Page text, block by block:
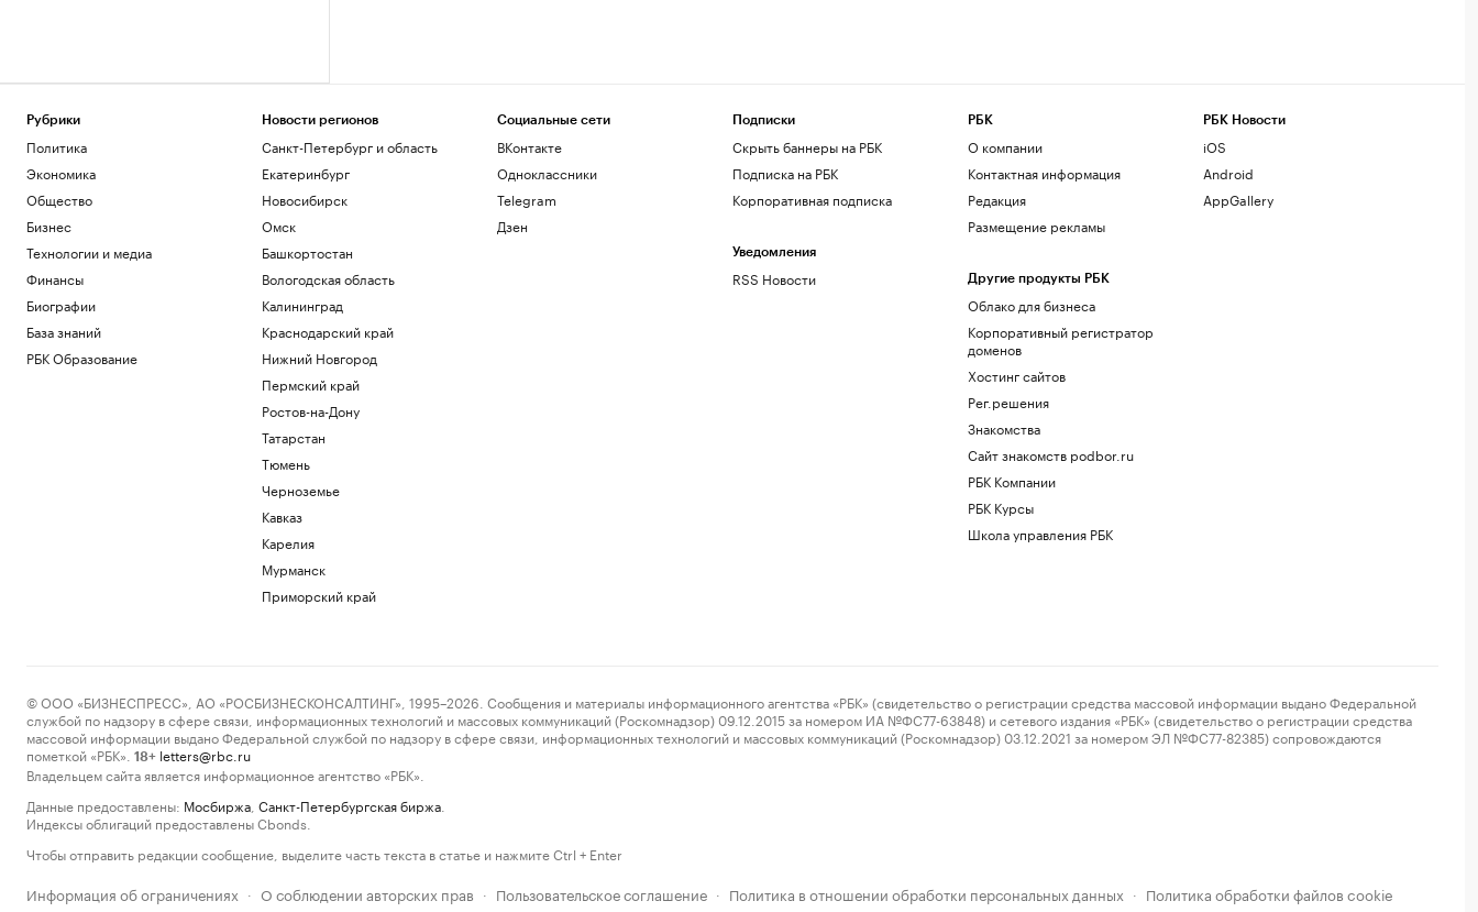
Рубрики
Политика
Экономика
Общество
Бизнес
Технологии и медиа
Финансы
Биографии
База знаний
РБК Образование
Новости регионов
Санкт-Петербург и область
Екатеринбург
Новосибирск
Омск
Башкортостан
Вологодская область
Калининград
Краснодарский край
Нижний Новгород
Пермский край
Ростов-на-Дону
Татарстан
Тюмень
Черноземье
Кавказ
Карелия
Мурманск
Приморский край
Социальные сети
ВКонтакте
Одноклассники
Telegram
Дзен
Подписки
Скрыть баннеры на РБК
Подписка на РБК
Корпоративная подписка
Уведомления
RSS Новости
РБК
О компании
Контактная информация
Редакция
Размещение рекламы
Другие продукты РБК
Облако для бизнеса
Корпоративный регистратор
доменов
Хостинг сайтов
Рег.решения
Знакомства
Сайт знакомств podbor.ru
РБК Компании
РБК Курсы
Школа управления РБК
РБК Новости
iOS
Android
AppGallery
© ООО «БИЗНЕСПРЕСС», АО «РОСБИЗНЕСКОНСАЛТИНГ», 1995–2026. Сообщения и материалы информационного агентства «РБК» (свидетельство о регистрации средства массовой информации выдано Федеральной
службой по надзору в сфере связи, информационных технологий и массовых коммуникаций (Роскомнадзор) 09.12.2015 за номером ИА №ФС77-63848) и сетевого издания «РБК» (свидетельство о регистрации средства
массовой информации выдано Федеральной службой по надзору в сфере связи, информационных технологий и массовых коммуникаций (Роскомнадзор) 03.12.2021 за номером ЭЛ №ФС77-82385) сопровождаются
пометкой «РБК».
18+ letters@rbc.ru
Владельцем сайта является информационное агентство «РБК».
Данные предоставлены: Мосбиржа Санкт-Петербургская биржа
Индексы облигаций предоставлены Cbonds.
Чтобы отправить редакции сообщение, выделите часть текста в статье и нажмите Ctrl + Enter
Информация об ограничениях · О соблюдении авторских прав · Пользовательское соглашение · Политика в отношении обработки персональных данных · Политика обработки файлов cookie